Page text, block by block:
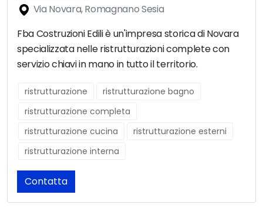
Via Novara, Romagnano Sesia
Fba Costruzioni Edili è un'impresa storica di Novara
specializzata nelle ristrutturazioni complete con
servizio chiavi in mano in tutto il territorio.
ristrutturazione
ristrutturazione bagno
ristrutturazione completa
ristrutturazione cucina
ristrutturazione esterni
ristrutturazione interna
Contatta